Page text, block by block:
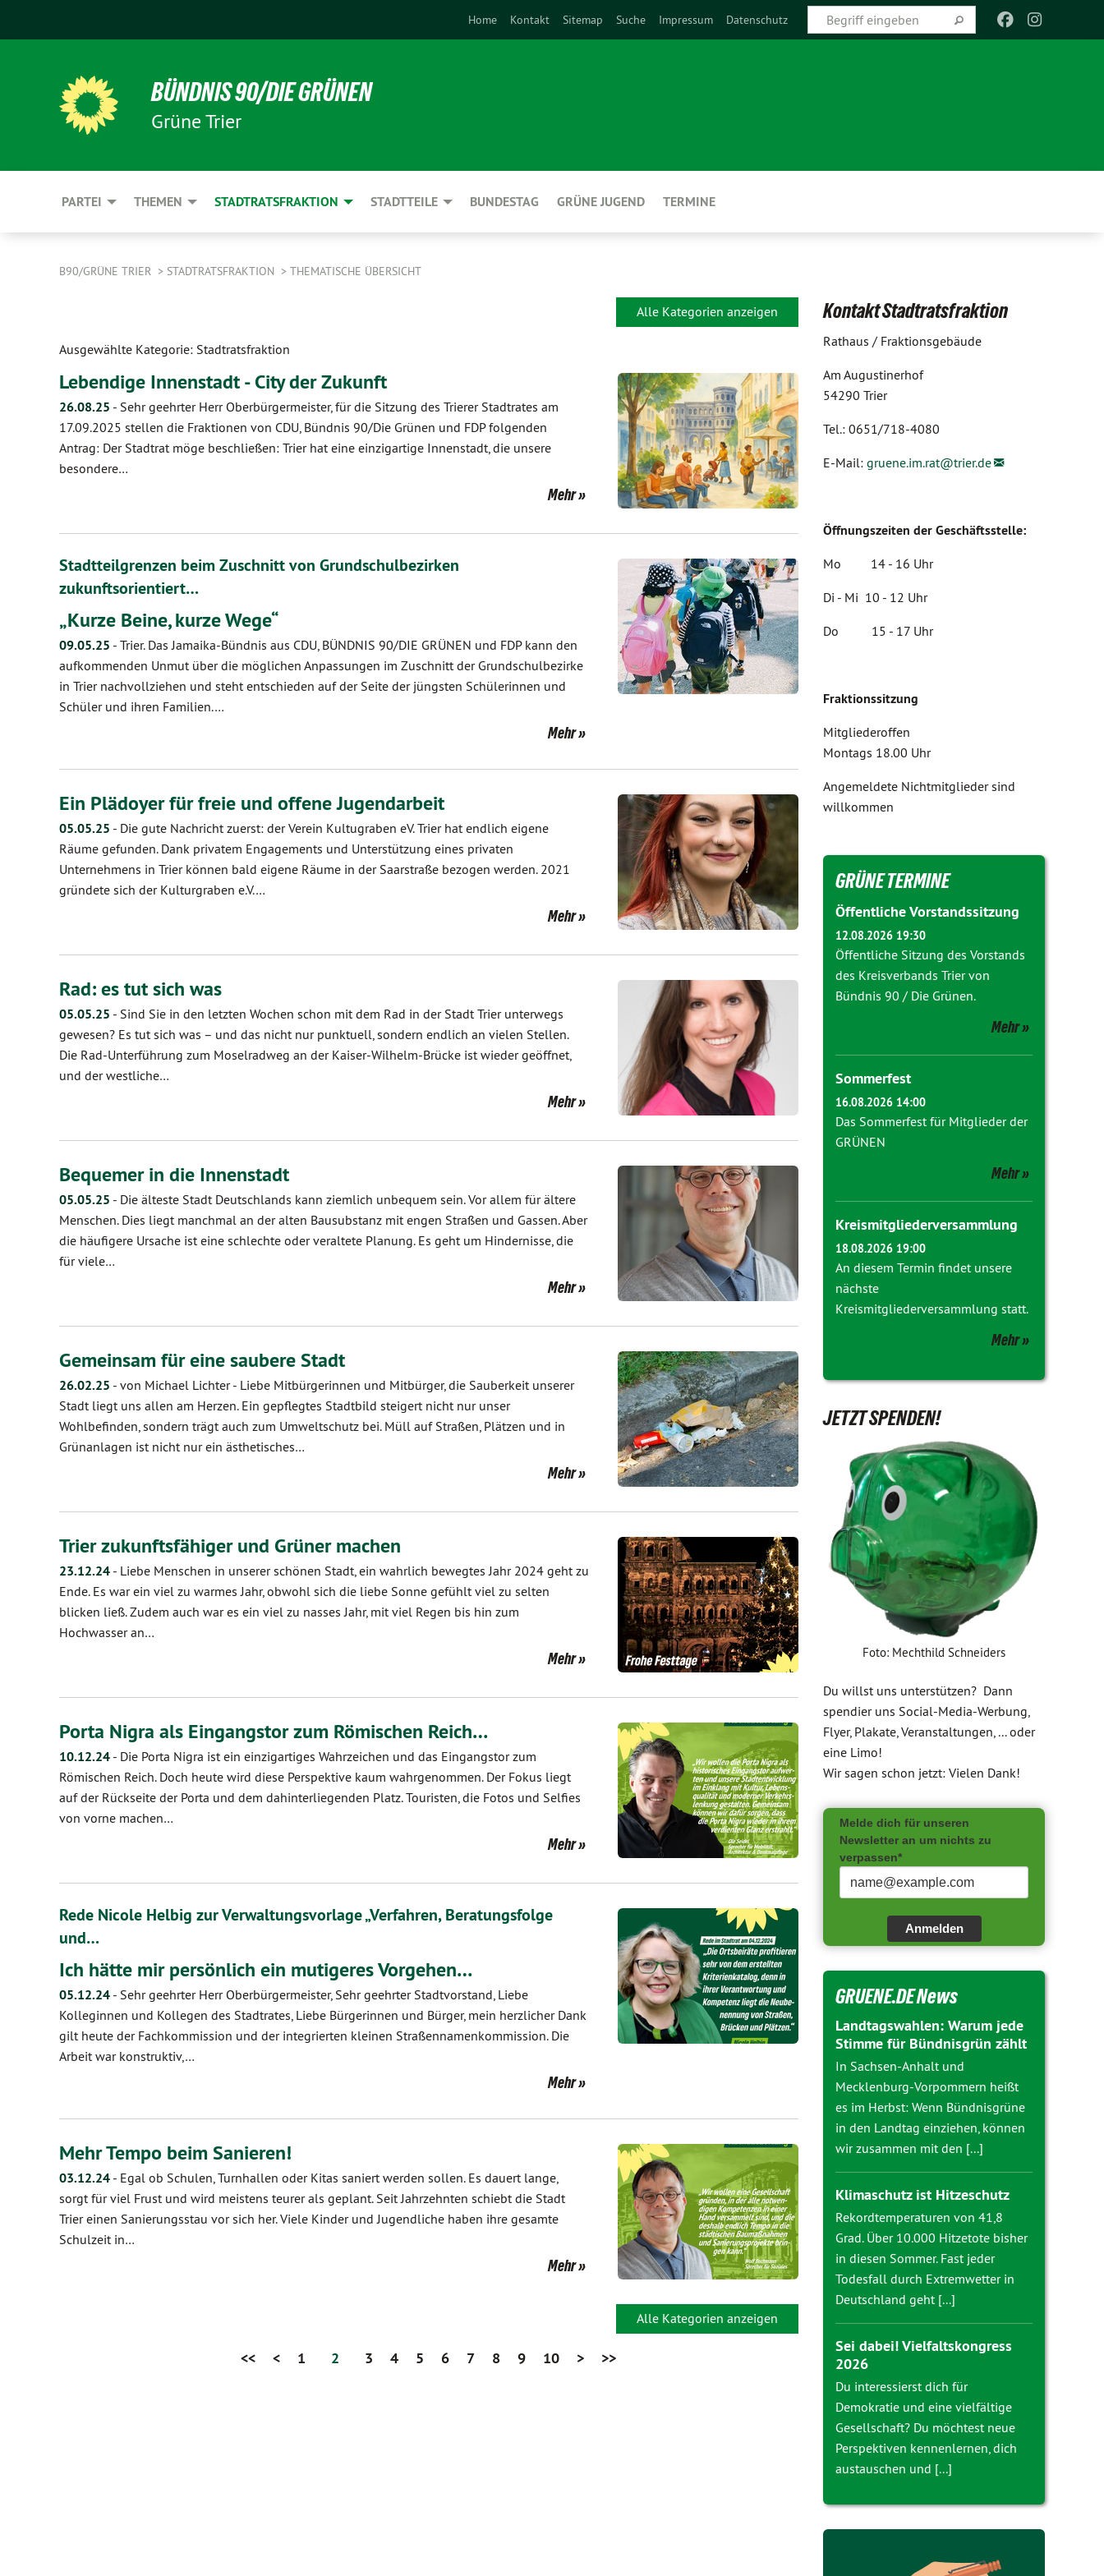
Home Kontakt Sitemap Suche Impressum Datenschutz
BÜNDNIS 90/DIE GRÜNEN
Grüne Trier
PARTEI THEMEN STADTRATSFRAKTION STADTTEILE BUNDESTAG GRÜNE JUGEND TERMINE
B90/GRÜNE TRIER STADTRATSFRAKTION THEMATISCHE ÜBERSICHT
Alle Kategorien anzeigen
Ausgewählte Kategorie: Stadtratsfraktion
Lebendige Innenstadt - City der Zukunft
26.08.25 - Sehr geehrter Herr Oberbürgermeister, für die Sitzung des Trierer Stadtrates am
17.09.2025 stellen die Fraktionen von CDU, Bündnis 90/Die Grünen und FDP folgenden
Antrag: Der Stadtrat möge beschließen: Trier hat eine einzigartige Innenstadt, die unsere
besondere…
Mehr
Stadtteilgrenzen beim Zuschnitt von Grundschulbezirken
zukunftsorientiert…
„Kurze Beine, kurze Wege“
09.05.25 - Trier. Das Jamaika-Bündnis aus CDU, BÜNDNIS 90/DIE GRÜNEN und FDP kann den
aufkommenden Unmut über die möglichen Anpassungen im Zuschnitt der Grundschulbezirke
in Trier nachvollziehen und steht entschieden auf der Seite der jüngsten Schülerinnen und
Schüler und ihren Familien.…
Mehr
Ein Plädoyer für freie und offene Jugendarbeit
05.05.25 - Die gute Nachricht zuerst: der Verein Kultugraben eV. Trier hat endlich eigene
Räume gefunden. Dank privatem Engagements und Unterstützung eines privaten
Unternehmens in Trier können bald eigene Räume in der Saarstraße bezogen werden. 2021
gründete sich der Kulturgraben e.V.…
Mehr
Rad: es tut sich was
05.05.25 - Sind Sie in den letzten Wochen schon mit dem Rad in der Stadt Trier unterwegs
gewesen? Es tut sich was – und das nicht nur punktuell, sondern endlich an vielen Stellen.
Die Rad-Unterführung zum Moselradweg an der Kaiser-Wilhelm-Brücke ist wieder geöffnet,
und der westliche…
Mehr
Bequemer in die Innenstadt
05.05.25 - Die älteste Stadt Deutschlands kann ziemlich unbequem sein. Vor allem für ältere
Menschen. Dies liegt manchmal an der alten Bausubstanz mit engen Straßen und Gassen. Aber
die häufigere Ursache ist eine schlechte oder veraltete Planung. Es geht um Hindernisse, die
für viele…
Mehr
Gemeinsam für eine saubere Stadt
26.02.25 - von Michael Lichter- Liebe Mitbürgerinnen und Mitbürger, die Sauberkeit unserer
Stadt liegt uns allen am Herzen. Ein gepflegtes Stadtbild steigert nicht nur unser
Wohlbefinden, sondern trägt auch zum Umweltschutz bei. Müll auf Straßen, Plätzen und in
Grünanlagen ist nicht nur ein ästhetisches…
Mehr
Trier zukunftsfähiger und Grüner machen
23.12.24 - Liebe Menschen in unserer schönen Stadt, ein wahrlich bewegtes Jahr 2024 geht zu
Ende. Es war ein viel zu warmes Jahr, obwohl sich die liebe Sonne gefühlt viel zu selten
blicken ließ. Zudem auch war es ein viel zu nasses Jahr, mit viel Regen bis hin zum
Hochwasser an…
Mehr
Porta Nigra als Eingangstor zum Römischen Reich…
10.12.24 - Die Porta Nigra ist ein einzigartiges Wahrzeichen und das Eingangstor zum
Römischen Reich. Doch heute wird diese Perspektive kaum wahrgenommen. Der Fokus liegt
auf der Rückseite der Porta und dem dahinterliegenden Platz. Touristen, die Fotos und Selfies
von vorne machen…
Mehr
Rede Nicole Helbig zur Verwaltungsvorlage „Verfahren, Beratungsfolge
und…
Ich hätte mir persönlich ein mutigeres Vorgehen…
05.12.24 - Sehr geehrter Herr Oberbürgermeister, Sehr geehrter Stadtvorstand, Liebe
Kolleginnen und Kollegen des Stadtrates, Liebe Bürgerinnen und Bürger, mein herzlicher Dank
gilt heute der Fachkommission und der integrierten kleinen Straßennamenkommission. Die
Arbeit war konstruktiv,…
Mehr
Mehr Tempo beim Sanieren!
03.12.24 - Egal ob Schulen, Turnhallen oder Kitas saniert werden sollen. Es dauert lange,
sorgt für viel Frust und wird meistens teurer als geplant. Seit Jahrzehnten schiebt die Stadt
Trier einen Sanierungsstau vor sich her. Viele Kinder und Jugendliche haben ihre gesamte
Schulzeit in…
Mehr
Alle Kategorien anzeigen
<< < 1 2 3 4 5 6 7 8 9 10 > >>
Kontakt Stadtratsfraktion
Rathaus / Fraktionsgebäude
Am Augustinerhof
54290 Trier
Tel.: 0651/718-4080
E-Mail: gruene.im.rat@trier.de
Öffnungszeiten der Geschäftsstelle:
Mo 14 - 16 Uhr
Di - Mi 10 - 12 Uhr
Do 15 - 17 Uhr
Fraktionssitzung
Mitgliederoffen
Montags 18.00 Uhr
Angemeldete Nichtmitglieder sind
willkommen
GRÜNE TERMINE
Öffentliche Vorstandssitzung
12.08.2026 19:30
Öffentliche Sitzung des Vorstands
des Kreisverbands Trier von
Bündnis 90 / Die Grünen.
Mehr
Sommerfest
16.08.2026 14:00
Das Sommerfest für Mitglieder der
GRÜNEN
Mehr
Kreismitgliederversammlung
18.08.2026 19:00
An diesem Termin findet unsere
nächste
Kreismitgliederversammlung statt.
Mehr
JETZT SPENDEN!
Foto: Mechthild Schneiders
Du willst uns unterstützen? Dann
spendier uns Social-Media-Werbung,
Flyer, Plakate, Veranstaltungen, ... oder
eine Limo!
Wir sagen schon jetzt: Vielen Dank!
Melde dich für unseren
Newsletter an um nichts zu
verpassen*
Anmelden
GRUENE.DE News
Landtagswahlen: Warum jede
Stimme für Bündnisgrün zählt
In Sachsen-Anhalt und
Mecklenburg-Vorpommern heißt
es im Herbst: Wenn Bündnisgrüne
in den Landtag einziehen, können
wir zusammen mit den [...]
Klimaschutz ist Hitzeschutz
Rekordtemperaturen von 41,8
Grad. Über 10.000 Hitzetote bisher
in diesen Sommer. Fast jeder
Todesfall durch Extremwetter in
Deutschland geht [...]
Sei dabei! Vielfaltskongress
2026
Du interessierst dich für
Demokratie und eine vielfältige
Gesellschaft? Du möchtest neue
Perspektiven kennenlernen, dich
austauschen und [...]